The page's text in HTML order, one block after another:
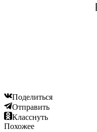
Поделиться
Отправить
Класснуть
Похожее